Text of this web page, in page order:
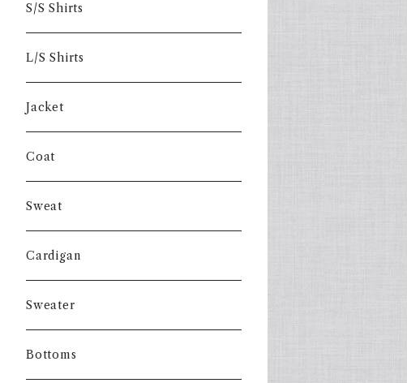
S/S Shirts
L/S Shirts
Jacket
Coat
Sweat
Cardigan
Sweater
Bottoms